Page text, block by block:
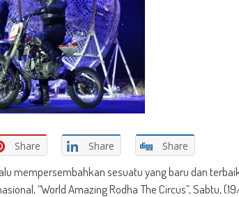
Share Share Share
mempersembahkan sesuatu yang baru dan
“World Amazing Rodha The Circus”, Sabtu,